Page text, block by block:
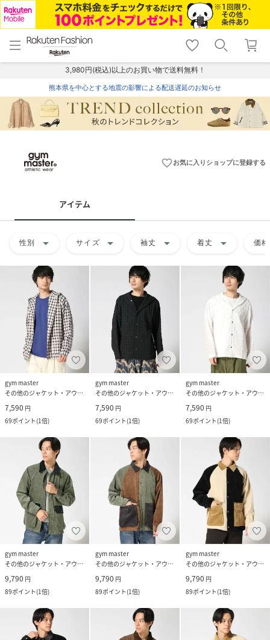
menu home
トップ
shopping_cart lock_outline
ログイン
3,980円(税込)以上のお買い物で送料無料！
熊本県を中心とする地震の影響による配送遅延のお知らせ
favorite_borderお気に入りショップに登録する
アイテム
性別 arrow_drop_down サイズ arrow_drop_down 袖丈 arrow_drop_down 着丈 arrow_drop_down 価格
gym master
その他のジャケット・アウター
7,590 円
69ポイント(1倍)
gym master
その他のジャケット・アウター
7,590 円
69ポイント(1倍)
gym master
その他のジャケット・アウター
7,590 円
69ポイント(1倍)
gym master
その他のジャケット・アウター
9,790 円
89ポイント(1倍)
gym master
その他のジャケット・アウター
9,790 円
89ポイント(1倍)
gym master
その他のジャケット・アウター
9,790 円
89ポイント(1倍)